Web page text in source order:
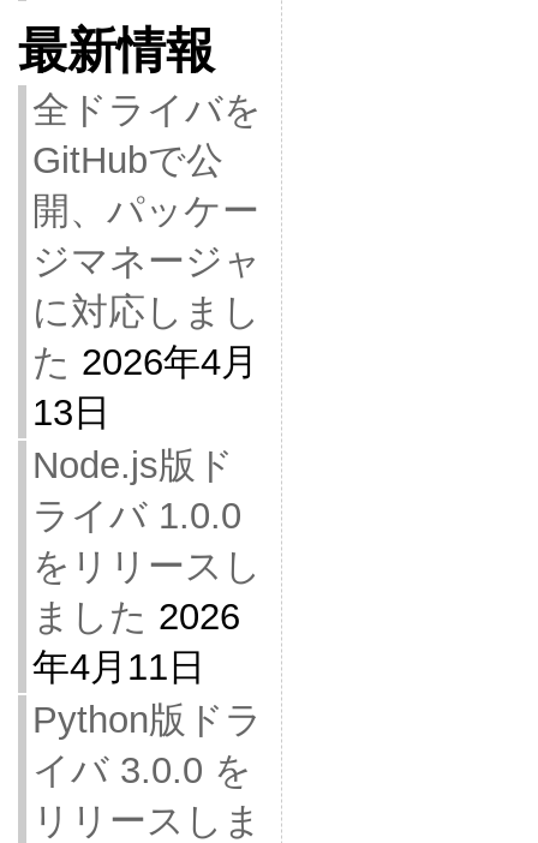
最新情報
全ドライバを
GitHubで公
開、パッケー
ジマネージャ
に対応しまし
た 2026年4月
13日
Node.js版ド
ライバ 1.0.0
をリリースし
ました 2026
年4月11日
Python版ドラ
イバ 3.0.0 を
リリースしま